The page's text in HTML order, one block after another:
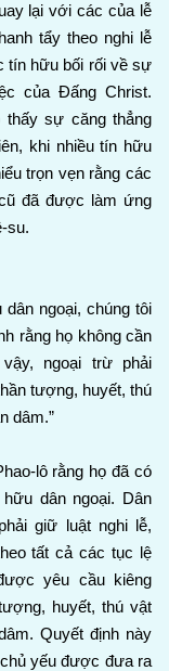
lại với các của lễ
tẩy theo nghi lễ
tín hữu bối rối về sự
của Đấng Christ.
thấy sự căng thẳng
khi nhiều tín hữu
trọn vẹn rằng các
đã được làm ứng
su.
ngoại, chúng tôi
rằng họ không cần
ngoại trừ phải
tượng, huyết, thú
dâm.”
lô rằng họ đã có
dân ngoại. Dân
giữ luật nghi lễ,
tất cả các tục lệ
yêu cầu kiêng
huyết, thú vật
Quyết định này
yếu được đưa ra